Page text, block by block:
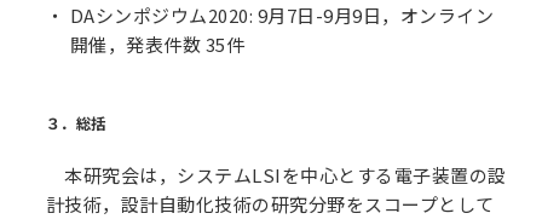
DAシンポジウム2020: 9月7日-9月9日，オンライン
開催，発表件数 35件
３．総括
本研究会は，システムLSIを中心とする電子装置の設
計技術，設計自動化技術の研究分野をスコープとして